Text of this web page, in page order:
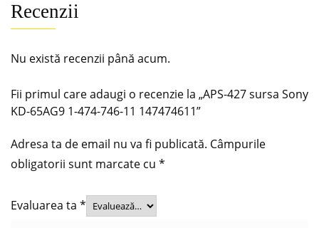
Recenzii
Nu există recenzii până acum.
Fii primul care adaugi o recenzie la „APS-427 sursa Sony
KD-65AG9 1-474-746-11 147474611”
Adresa ta de email nu va fi publicată. Câmpurile
obligatorii sunt marcate cu *
Evaluarea ta *